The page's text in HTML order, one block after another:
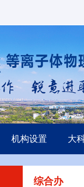
机构设置 大
综合办